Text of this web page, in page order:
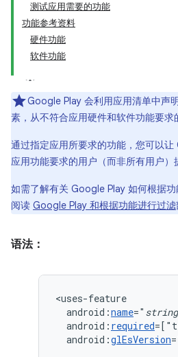
测试应用需要的功能
功能参考资料
硬件功能
软件功能
Google Play 会利用应用清单中声
素，从不符合应用硬件和软件功能要求
通过指定应用所要求的功能，您可以
应用功能要求的用户（而非所有用户）
如需了解有关 Google Play 如何根据
阅读 Google Play 和根据功能进行过滤
语法：
android:name=" string
android: required
android:glEsVersion